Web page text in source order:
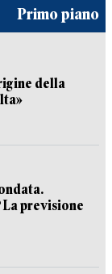
Primo piano
della
La previsione